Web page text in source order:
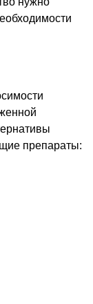
препараты: